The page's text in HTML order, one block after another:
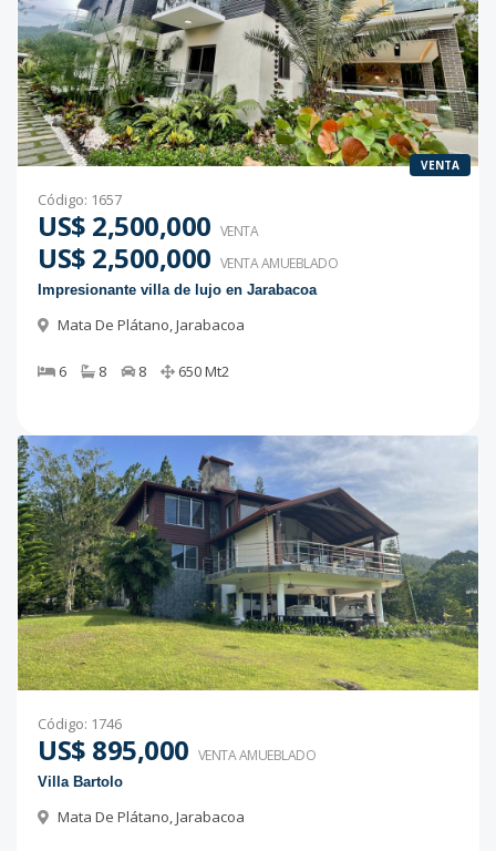
VENTA
Código: 1657
US$ 2,500,000 VENTA
US$ 2,500,000 VENTA AMUEBLADO
Impresionante villa de lujo en Jarabacoa
Mata De Plátano,Jarabacoa
6 8 8 650Mt2
Código: 1746
US$ 895,000 VENTA AMUEBLADO
Villa Bartolo
Mata De Plátano,Jarabacoa